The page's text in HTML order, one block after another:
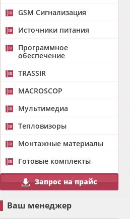
GSM Сигнализация
Источники питания
Программное
обеспечение
TRASSIR
MACROSCOP
Мультимедиа
Тепловизоры
Монтажные материалы
Готовые комплекты
Запрос на прайс
Ваш менеджер